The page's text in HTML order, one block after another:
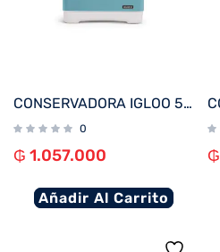
CONSERVADORA IGLOO 51 LITROS LEGACY TOO OCEAN MIST 50658
0
₲ 1.057.000
Añadir Al Carrito
₲